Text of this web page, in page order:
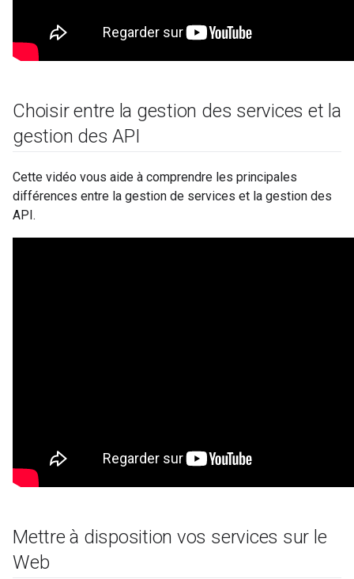
Choisir entre la gestion des services et la
gestion des API
Cette vidéo vous aide à comprendre les principales
différences entre la gestion de services et la gestion des
API.
Mettre à disposition vos services sur le
Web